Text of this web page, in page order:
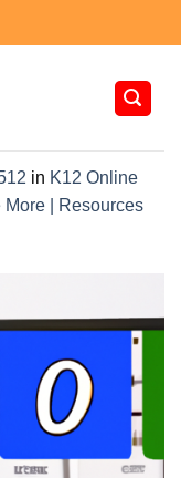
in K12 Online
More | Resources